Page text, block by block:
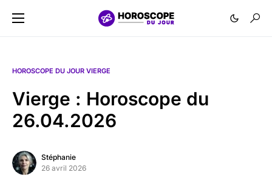
HOROSCOPE DU JOUR VIERGE
Vierge : Horoscope du
26.04.2026
Stéphanie
26 avril 2026